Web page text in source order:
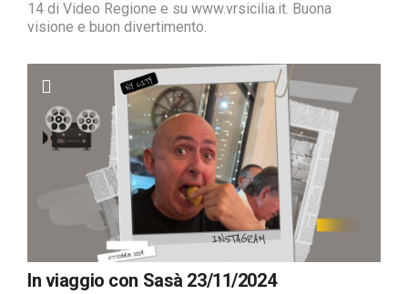
14 di Video Regione e su www.vrsicilia.it. Buona
visione e buon divertimento.
In viaggio con Sasà 23/11/2024